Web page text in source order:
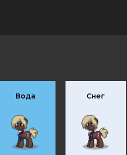
Вода Снег